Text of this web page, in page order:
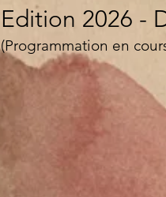
Edition 2026 -
(Programmation en